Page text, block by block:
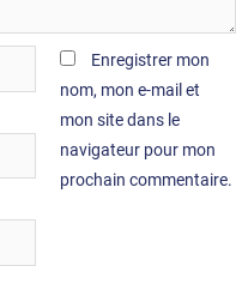
Enregistrer mon
nom, mon e-mail et
mon site dans le
navigateur pour mon
prochain commentaire.